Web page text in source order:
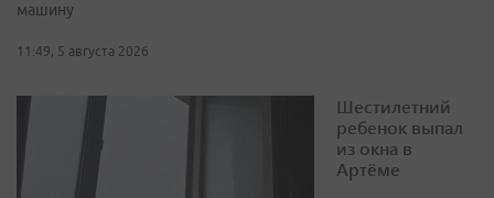
машину
11:49, 5 августа 2026
Шестилетний
ребенок выпал
из окна в
Артёме